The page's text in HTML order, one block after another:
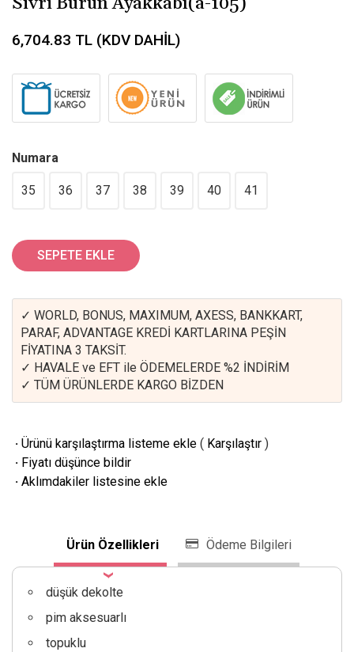
6,704.83 TL (KDV DAHİL)
Numara
35 36 37 38 39 40 41
SEPETE EKLE
✓ WORLD, BONUS, MAXIMUM, AXESS, BANKKART,
PARAF, ADVANTAGE KREDİ KARTLARINA PEŞİN
FİYATINA 3 TAKSİT.
✓ HAVALE ve EFT ile ÖDEMELERDE %2 İNDİRİM
✓ TÜM ÜRÜNLERDE KARGO BİZDEN
· Ürünü karşılaştırma listeme ekle( Karşılaştır)
· Fiyatı düşünce bildir
· Aklımdakiler listesine ekle
Ürün Özellikleri Ödeme Bilgileri
düşük dekolte
pim aksesuarlı
topuklu